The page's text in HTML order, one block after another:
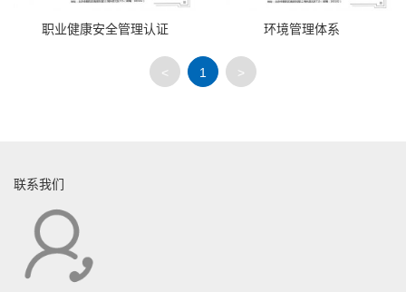
职业健康安全管理认证 环境管理体系
< 1 >
联系我们